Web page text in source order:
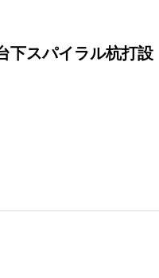
下スパイラル杭打設